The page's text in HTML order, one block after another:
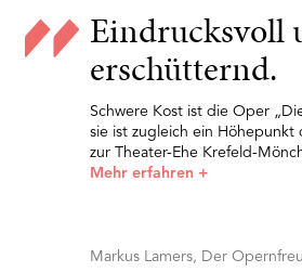
Eindrucksvoll
erschütternd.
Schwere Kost ist die Oper
sie ist zugleich ein Höhepunkt
zur Theater-Ehe Krefeld-
Mehr erfahren +
Markus Lamers, Der